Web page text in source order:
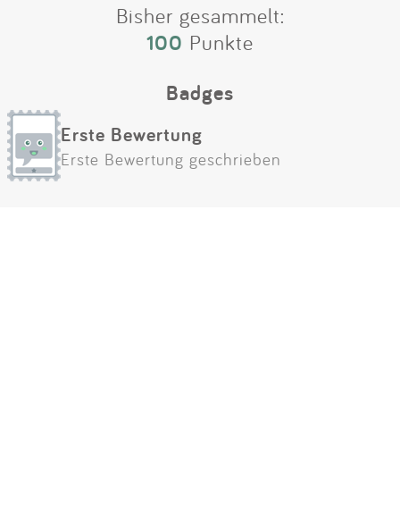
Bisher gesammelt:
100 Punkte
Badges
Erste Bewertung
Erste Bewertung geschrieben